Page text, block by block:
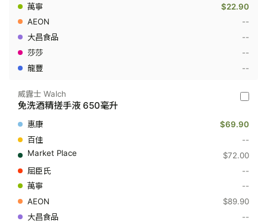
50
升
$22.90
--
--
--
--
威
士
Walch
洗
搓
液
650
威露士 Walch
免洗酒精搓手液 650毫升
$69.90
--
$72.00
--
--
$89.90
--